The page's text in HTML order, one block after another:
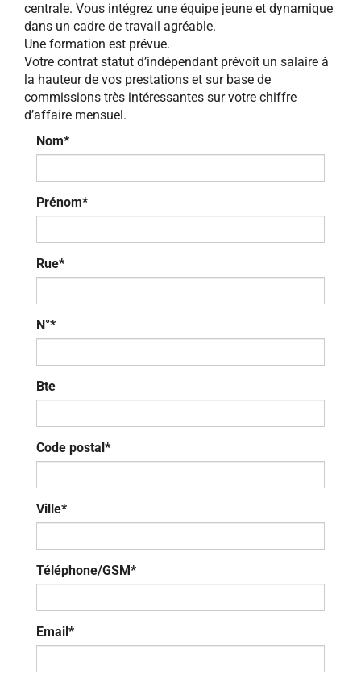
centrale. Vous intégrez une équipe jeune et dynamique
dans un cadre de travail agréable.
Une formation est prévue.
Votre contrat statut d’indépendant prévoit un salaire à
la hauteur de vos prestations et sur base de
commissions très intéressantes sur votre chiffre
d’affaire mensuel.
Nom*
Prénom*
Rue*
N°*
Bte
Code postal*
Ville*
Téléphone/GSM*
Email*